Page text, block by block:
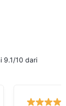
9.1/10 dari